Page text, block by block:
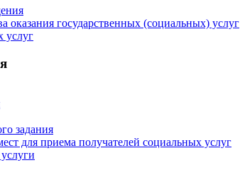
оказания государственных (социальных) услуг
услуг
задания
для приема получателей социальных услуг